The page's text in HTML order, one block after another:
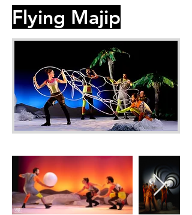
Flying Majip